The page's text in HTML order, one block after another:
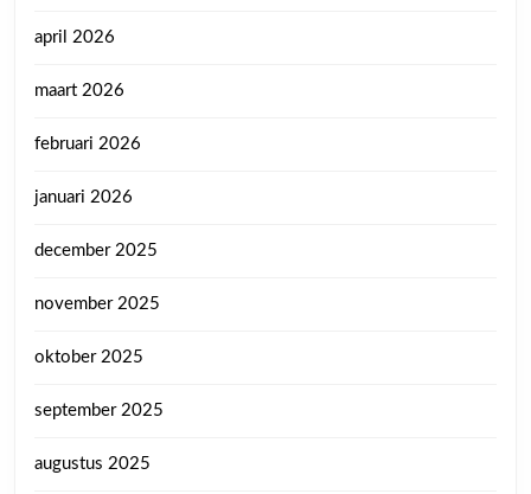
april 2026
maart 2026
februari 2026
januari 2026
december 2025
november 2025
oktober 2025
september 2025
augustus 2025